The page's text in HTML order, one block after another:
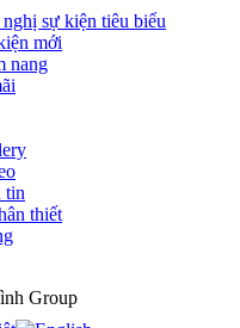
sự kiện tiêu biểu
mới
nang
tin
thiết